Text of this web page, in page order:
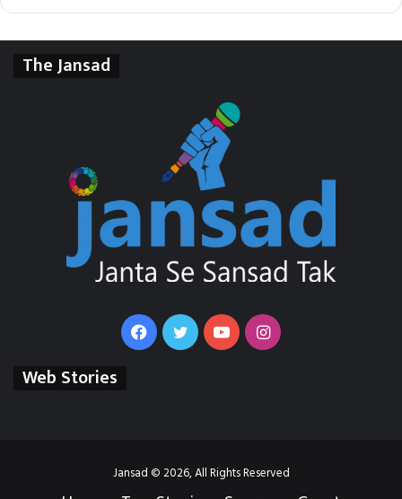
The Jansad
FacebookTwitterYouTubeInstagram
Web Stories
Jansad © 2026, All Rights Reserved